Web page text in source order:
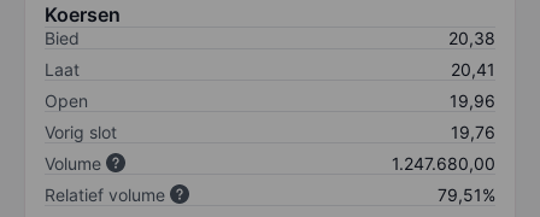
Koersen
Bied
20,38
Laat
20,41
Open
19,96
Vorig slot
19,76
Volume
1.247.680,00
Relatief volume
79,51%